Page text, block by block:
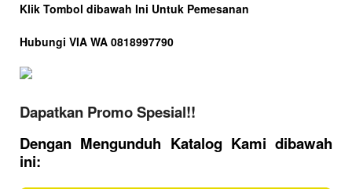
Klik Tombol dibawah Ini Untuk Pemesanan
Hubungi VIA WA 0818997790
Dapatkan Promo Spesial!!
Dengan Mengunduh Katalog Kami dibawah
ini: